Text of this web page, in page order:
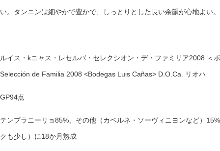
い。タンニンは細やかで豊かで、しっとりとした長い余韻が心地よい
ルイス・kニャス・レセルバ・セレクシオン・デ・ファミリア2008
Selección de Familia 2008 <Bodegas Luis Cañas> D.O.Ca. リオハ
GP94点
テンプラニーリョ85%、その他（カベルネ・ソーヴィニヨンなど）
クも少し）に18か月熟成